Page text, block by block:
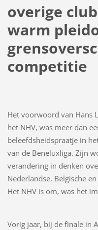
overige
warm
competitie
Het voorwoord van Hans
het NHV, was meer dan
beleefdsheidspraatje in
van de Beneluxliga. Zijn
verandering in denken
Nederlandse, Belgische
Het NHV is om, was het
Vorig jaar, bij de finale in